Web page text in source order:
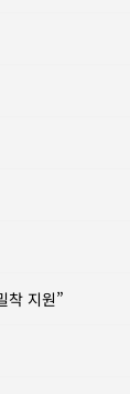
착 지원”